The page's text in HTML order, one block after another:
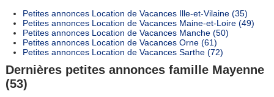
Petites annonces Location de Vacances Ille-et-Vilaine (35)
Petites annonces Location de Vacances Maine-et-Loire (49)
Petites annonces Location de Vacances Manche (50)
Petites annonces Location de Vacances Orne (61)
Petites annonces Location de Vacances Sarthe (72)
Dernières petites annonces famille Mayenne
(53)